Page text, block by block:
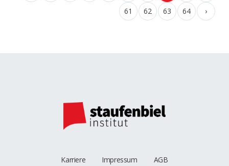
61
62 63 64 ›
Karriere Impressum
AGB